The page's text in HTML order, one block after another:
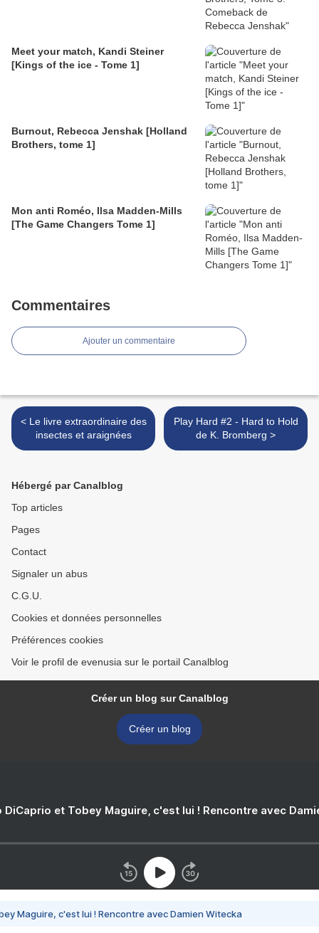
Meet your match, Kandi Steiner
[Kings of the ice - Tome 1]
Burnout, Rebecca Jenshak [Holland
Brothers, tome 1]
Mon anti Roméo, Ilsa Madden-Mills
[The Game Changers Tome 1]
Commentaires
Ajouter un commentaire
< Le livre extraordinaire des
insectes et araignées
Play Hard #2 - Hard to Hold
de K. Bromberg >
Hébergé par Canalblog
Top articles
Pages
Contact
Signaler un abus
C.G.U.
Cookies et données personnelles
Préférences cookies
Voir le profil de evenusia sur le portail Canalblog
Créer un blog sur Canalblog
Créer un blog
DiCaprio et Tobey Maguire, c'est lui ! Rencontre avec
Maguire, c'est lui ! Rencontre avec Damien Witecka